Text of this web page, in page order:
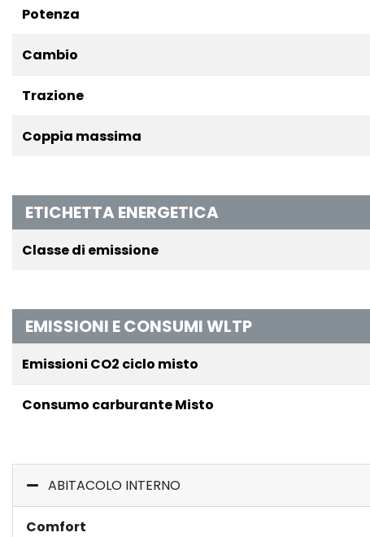
Potenza
Cambio
Trazione
Coppia massima
ETICHETTA ENERGETICA
Classe di emissione
EMISSIONI E CONSUMI WLTP
Emissioni CO2 ciclo misto
Consumo carburante Misto
ABITACOLO INTERNO
Comfort